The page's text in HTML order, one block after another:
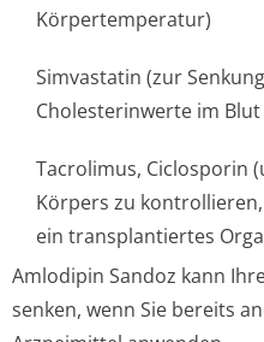
Körpertemperatur)
Simvastatin (zur
Cholesterinwerte im
Tacrolimus, Ciclosporin
Körpers zu
ein transplantiertes
Amlodipin Sandoz kann
senken, wenn Sie bereits